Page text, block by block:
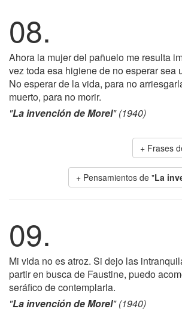
08.
Ahora la mujer del pañuelo me resulta
vez toda esa higiene de no esperar sea
No esperar de la vida, para no
muerto, para no morir.
"La invención de Morel" (1940)
+ Frases
+ Pensamientos de "La
09.
Mi vida no es atroz. Si dejo las
partir en busca de Faustine, puedo
seráfico de contemplarla.
"La invención de Morel" (1940)